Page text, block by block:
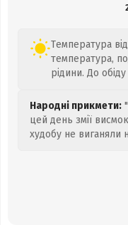
Температура
температура,
рідини. До
Народні прикмети:
цей день змії
худобу не виганяли